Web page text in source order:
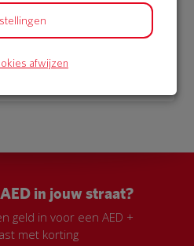
donateurs
in jouw straat?
geld in voor een AED +
met korting
afwijzen